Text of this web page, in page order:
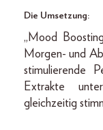
Die Umsetzung:
„Mood
Morgen- und
stimulierende
Extrakte
gleichzeitig